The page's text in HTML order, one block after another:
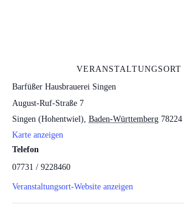
VERANSTALTUNGSORT
Barfüßer Hausbrauerei Singen
August-Ruf-Straße 7
Singen (Hohentwiel), Baden-Württemberg 78224
Karte anzeigen
Telefon
07731 / 9228460
Veranstaltungsort-Website anzeigen